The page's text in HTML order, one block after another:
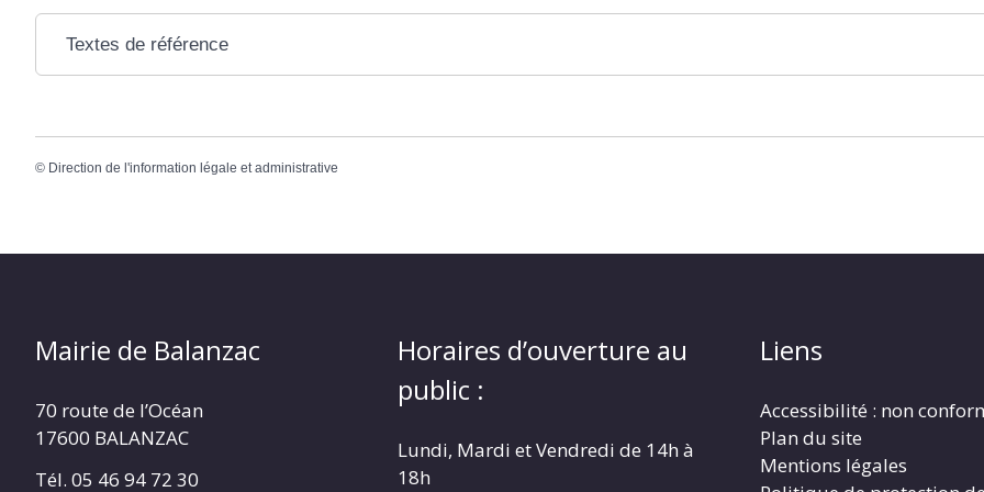
Textes de référence
© Direction de l'information légale et administrative
Mairie de Balanzac
70 route de l’Océan
17600 BALANZAC
Tél. 05 46 94 72 30
Horaires d’ouverture au
public :
Lundi, Mardi et Vendredi de 14h à
18h
Liens
Accessibilité : non
Plan du site
Mentions légales